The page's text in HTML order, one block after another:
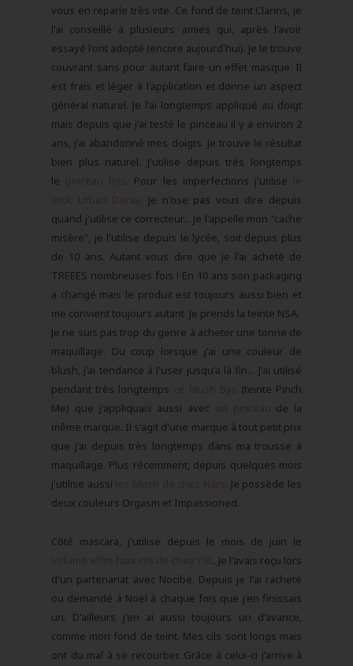
vous en reparle très vite. Ce fond de teint Clarins, je
l'ai conseillé à plusieurs amies qui, après l'avoir
essayé l'ont adopté (encore aujourd'hui). Je le trouve
couvrant sans pour autant faire un effet masque. Il
est frais et léger à l'application et donne un aspect
général naturel. Je l'ai longtemps appliqué au doigt
mais depuis que j'ai testé le pinceau il y a environ 2
ans, j'ai abandonné mes doigts. Je trouve le résultat
bien plus naturel. J'utilise depuis très longtemps
le
. Pour les imperfections j'utilise
. Je n'ose pas vous dire depuis
quand j'utilise ce correcteur... Je l'appelle mon "cache
misère", je l'utilise depuis le lycée, soit depuis plus
de 10 ans. Autant vous dire que je l'ai acheté de
TREEES nombreuses fois ! En 10 ans son packaging
a changé mais le produit est toujours aussi bien et
me convient toujours autant. Je prends la teinte NSA.
Je ne suis pas trop du genre à acheter une tonne de
maquillage. Du coup lorsque j'ai une couleur de
blush, j'ai tendance à l'user jusqu'a là fin... J'ai utilisé
pendant très longtemps
(teinte Pinch
Me) que j'appliquais aussi avec
de la
même marque. Il s'agit d'une marque à tout petit prix
que j'ai depuis très longtemps dans ma trousse à
maquillage. Plus récemment, depuis quelques mois
j'utilise aussi
. Je possède les
deux couleurs Orgasm et Impassioned.
Côté mascara, j'utilise depuis le mois de juin le
. Je l'avais reçu lors
d'un partenariat avec Nocibé. Depuis je l'ai racheté
ou demandé à Noël à chaque fois que j'en finissais
un. D'ailleurs j'en ai aussi toujours un d'avance,
comme mon fond de teint. Mes cils sont longs mais
ont du mal à se recourber. Grâce à celui-ci j'arrive à